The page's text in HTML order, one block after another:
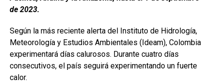
de 2023.
Según la más reciente alerta del Instituto de Hidrología,
Meteorología y Estudios Ambientales (Ideam), Colombia
experimentará días calurosos. Durante cuatro días
consecutivos, el país seguirá experimentando un fuerte
calor.